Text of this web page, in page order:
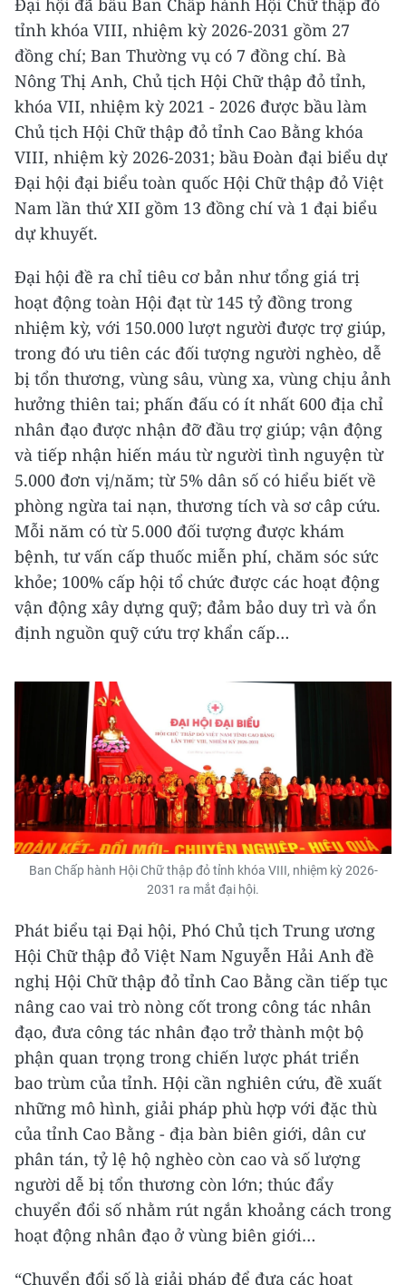
Đại hội đã bầu Ban Chấp hành Hội Chữ thập đỏ
tỉnh khóa VIII, nhiệm kỳ 2026-2031 gồm 27
đồng chí; Ban Thường vụ có 7 đồng chí. Bà
Nông Thị Anh, Chủ tịch Hội Chữ thập đỏ tỉnh,
khóa VII, nhiệm kỳ 2021 - 2026 được bầu làm
Chủ tịch Hội Chữ thập đỏ tỉnh Cao Bằng khóa
VIII, nhiệm kỳ 2026-2031; bầu Đoàn đại biểu dự
Đại hội đại biểu toàn quốc Hội Chữ thập đỏ Việt
Nam lần thứ XII gồm 13 đồng chí và 1 đại biểu
dự khuyết.
Đại hội đề ra chỉ tiêu cơ bản như tổng giá trị
hoạt động toàn Hội đạt từ 145 tỷ đồng trong
nhiệm kỳ, với 150.000 lượt người được trợ giúp,
trong đó ưu tiên các đối tượng người nghèo, dễ
bị tổn thương, vùng sâu, vùng xa, vùng chịu ảnh
hưởng thiên tai; phấn đấu có ít nhất 600 địa chỉ
nhân đạo được nhận đỡ đầu trợ giúp; vận động
và tiếp nhận hiến máu từ người tình nguyện từ
5.000 đơn vị/năm; từ 5% dân số có hiểu biết về
phòng ngừa tai nạn, thương tích và sơ câp cứu.
Mỗi năm có từ 5.000 đối tượng được khám
bệnh, tư vấn cấp thuốc miễn phí, chăm sóc sức
khỏe; 100% cấp hội tổ chức được các hoạt động
vận động xây dựng quỹ; đảm bảo duy trì và ổn
định nguồn quỹ cứu trợ khẩn cấp…
Ban Chấp hành Hội Chữ thập đỏ tỉnh khóa VIII, nhiệm kỳ 2026-
2031 ra mắt đại hội.
Phát biểu tại Đại hội, Phó Chủ tịch Trung ương
Hội Chữ thập đỏ Việt Nam Nguyễn Hải Anh đề
nghị Hội Chữ thập đỏ tỉnh Cao Bằng cần tiếp tục
nâng cao vai trò nòng cốt trong công tác nhân
đạo, đưa công tác nhân đạo trở thành một bộ
phận quan trọng trong chiến lược phát triển
bao trùm của tỉnh. Hội cần nghiên cứu, đề xuất
những mô hình, giải pháp phù hợp với đặc thù
của tỉnh Cao Bằng - địa bàn biên giới, dân cư
phân tán, tỷ lệ hộ nghèo còn cao và số lượng
người dễ bị tổn thương còn lớn; thúc đẩy
chuyển đổi số nhằm rút ngắn khoảng cách trong
hoạt động nhân đạo ở vùng biên giới…
“Chuyển đổi số là giải pháp để đưa các hoạt